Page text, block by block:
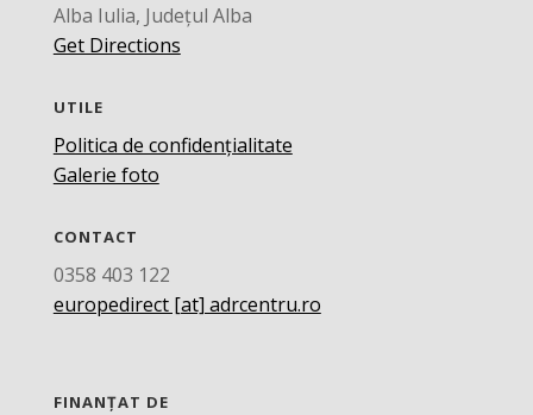
Alba Iulia, Județul Alba
Get Directions
UTILE
Politica de confidențialitate
Galerie foto
CONTACT
0358 403 122
europedirect [at] adrcentru.ro
FINANȚAT DE